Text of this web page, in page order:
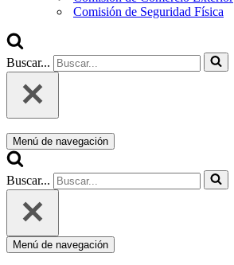
Comisión de Seguridad Física
Buscar...
Menú de navegación
Buscar...
Menú de navegación